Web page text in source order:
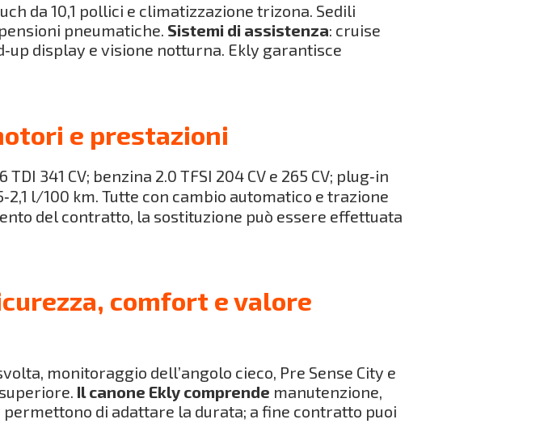
da 10,1 pollici e climatizzazione trizona. Sedili
pneumatiche. Sistemi di assistenza: cruise
display e visione notturna. Ekly garantisce
e prestazioni
341 CV; benzina 2.0 TFSI 204 CV e 265 CV; plug‑in
l/100 km. Tutte con cambio automatico e trazione
del contratto, la sostituzione può essere effettuata
comfort e valore
monitoraggio dell’angolo cieco, Pre Sense City e
Il canone Ekly comprende manutenzione,
di adattare la durata; a fine contratto puoi